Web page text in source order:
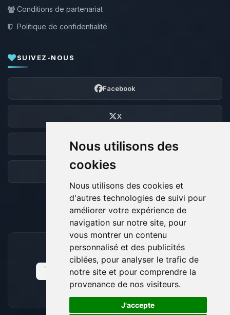
Nous utilisons des
cookies
Nous utilisons des cookies et
d'autres technologies de suivi pour
améliorer votre expérience de
navigation sur notre site, pour
vous montrer un contenu
personnalisé et des publicités
ciblées, pour analyser le trafic de
notre site et pour comprendre la
provenance de nos visiteurs.
J'accepte
Conditions de partenariat
Politique de confidentialité
SUIVEZ-NOUS
Facebook
X
Discord
Forum
MOYENS DE PAIEMENT ACCEPTÉS
🍪